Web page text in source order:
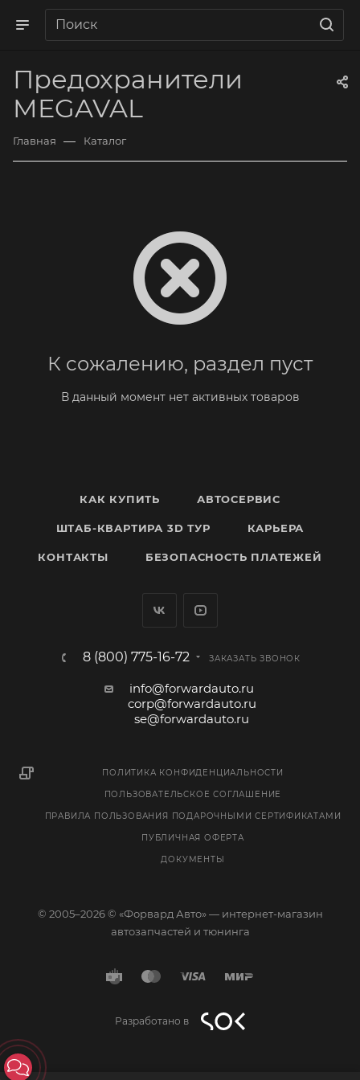
Предохранители
MEGAVAL
Главная — Каталог
К сожалению, раздел пуст
В данный момент нет активных товаров
КАК КУПИТЬ АВТОСЕРВИС
ШТАБ-КВАРТИРА 3D ТУР КАРЬЕРА
КОНТАКТЫ БЕЗОПАСНОСТЬ ПЛАТЕЖЕЙ
8 (800) 775-16-72 ЗАКАЗАТЬ ЗВОНОК
info@forwardauto.ru
corp@forwardauto.ru
se@forwardauto.ru
ПОЛИТИКА КОНФИДЕНЦИАЛЬНОСТИ
ПОЛЬЗОВАТЕЛЬСКОЕ СОГЛАШЕНИЕ
ПРАВИЛА ПОЛЬЗОВАНИЯ ПОДАРОЧНЫМИ СЕРТИФИКАТАМИ
ПУБЛИЧНАЯ ОФЕРТА
ДОКУМЕНТЫ
© 2005–2026 © «Форвард Авто» — интернет-магазин
автозапчастей и тюнинга
Разработано в